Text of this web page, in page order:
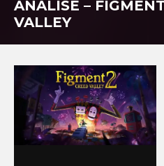
ANÁLISE –
VALLEY